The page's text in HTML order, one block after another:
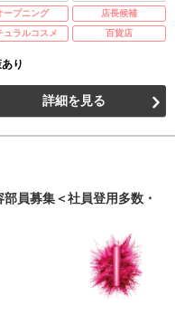
ープニング
店長候補
ュラルコスメ 百貨店
り
詳細を見る
員募集＜社員登用多数・